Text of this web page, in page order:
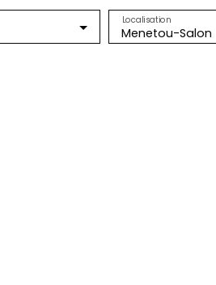
Menetou-Salon
Localisation